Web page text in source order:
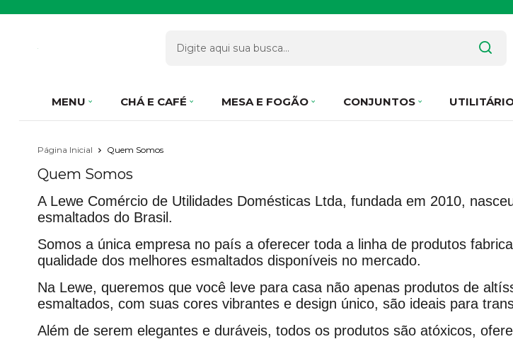
MENU CHÁ E CAFÉ MESA E FOGÃO CONJUNTOS
Página Inicial Quem Somos
Quem Somos
A Lewe Comércio de Utilidades Domésticas Ltda, fundada em 2010,
esmaltados do Brasil.
Somos a única empresa no país a oferecer toda a linha de produtos
qualidade dos melhores esmaltados disponíveis no mercado.
Na Lewe, queremos que você leve para casa não apenas produtos de
esmaltados, com suas cores vibrantes e design único, são ideais para
Além de serem elegantes e duráveis, todos os produtos são atóxicos,